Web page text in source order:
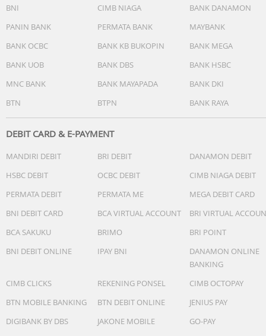
BNI
CIMB NIAGA
BANK DANAMON
PANIN BANK
PERMATA BANK
MAYBANK
BANK OCBC
BANK KB BUKOPIN
BANK MEGA
BANK UOB
BANK DBS
BANK HSBC
MNC BANK
BANK MAYAPADA
BANK DKI
BTN
BTPN BANK RAYA
DEBIT CARD & E-PAYMENT
MANDIRI DEBIT BRI DEBIT
DANAMON DEBIT
HSBC DEBIT
OCBC DEBIT
CIMB NIAGA DEBIT
PERMATA DEBIT
PERMATA ME
MEGA DEBIT CARD
BNI DEBIT CARD
BCA VIRTUAL ACCOUNT
BRI VIRTUAL
BCA SAKUKU
BRIMO
BRI POINT
BNI DEBIT ONLINE
IPAY BNI
DANAMON ONLINE
BANKING
CIMB CLICKS
REKENING PONSEL
CIMB OCTOPAY
BTN MOBILE BANKING
BTN DEBIT ONLINE
JENIUS PAY
DIGIBANK BY DBS
JAKONE MOBILE
GO-PAY